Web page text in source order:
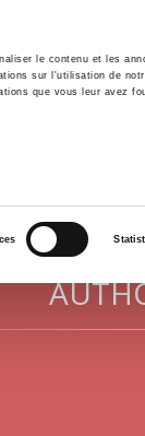
le contenu et les
sur l'utilisation de
que vous leur avez